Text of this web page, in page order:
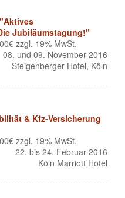
Jubiläumstagung!"
zzgl. 19% MwSt.
08. und 09. November 2016
Steigenberger Hotel, Köln
& Kfz-Versicherung
zzgl. 19% MwSt.
22. bis 24. Februar 2016
Köln Marriott Hotel